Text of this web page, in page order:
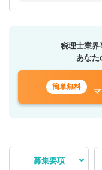
税理士業界
あなた
簡単無料
募集要項